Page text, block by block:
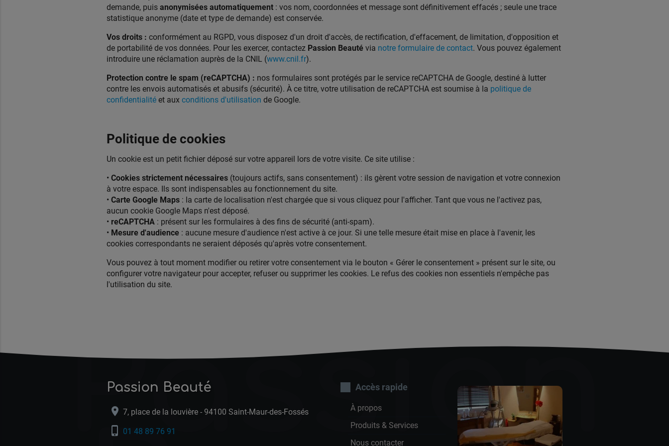
demande, puis anonymisées automatiquement: vos nom, coordonnées et message sont définitivement effacés ; seule une trace
statistique anonyme (date et type de demande) est conservée.
Vos droits : conformément au RGPD, vous disposez d'un droit d'accès, de rectification, d'effacement, de limitation, d'opposition et
de portabilité de vos données. Pour les exercer, contactez Passion Beautévia notre formulaire de contact. Vous pouvez également
introduire une réclamation auprès de la CNIL (www.cnil.fr).
Protection contre le spam (reCAPTCHA) : nos formulaires sont protégés par le service reCAPTCHA de Google, destiné à lutter
contre les envois automatisés et abusifs (sécurité). À ce titre, votre utilisation de reCAPTCHA est soumise à la politique de
confidentialitéet aux conditions d'utilisation de Google.
Politique de cookies
Un cookie est un petit fichier déposé sur votre appareil lors de votre visite. Ce site utilise :
• Cookies strictement nécessaires(toujours actifs, sans consentement) : ils gèrent votre session de navigation et votre connexion
à votre espace. Ils sont indispensables au fonctionnement du site.
• Carte Google Maps: la carte de localisation n'est chargée que si vous cliquez pour l'afficher. Tant que vous ne l'activez pas,
aucun cookie Google Maps n'est déposé.
• reCAPTCHA: présent sur les formulaires à des fins de sécurité (anti-spam).
• Mesure d'audience: aucune mesure d'audience n'est active à ce jour. Si une telle mesure était mise en place à l'avenir, les
cookies correspondants ne seraient déposés qu'après votre consentement.
Vous pouvez à tout moment modifier ou retirer votre consentement via le bouton « Gérer le consentement » présent sur le site, ou
configurer votre navigateur pour accepter, refuser ou supprimer les cookies. Le refus des cookies non essentiels n'empêche pas
l'utilisation du site.
Passion
Passion Beauté
location_on 7, place de la louvière - 94100 Saint-Maur-des-Fossés
phone_iphone 01 48 89 76 91
Accès rapide
À propos
Produits & Services
Nous contacter